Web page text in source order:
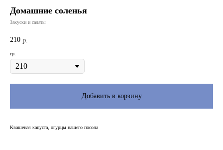
Домашние соленья
Закуски и салаты
210 р.
гр.
Добавить в корзину
Квашеная капуста, огурцы нашего посола